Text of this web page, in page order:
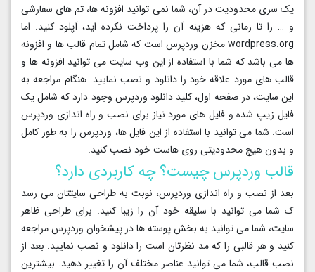
یک سری محدودیت در آن، شما نمی توانید افزونه ها، تم های سفارشی
و … را تا زمانی که هزینه آن را پرداخت نکرده اید، آپلود کنید. اما
wordpress.org مخزن وردپرس است که شامل تمام قالب ها و افزونه
ها می باشد که شما با استفاده از این وب سایت می توانید افزونه ها و
قالب های مورد علاقه خود را دانلود و نصب نمایید. هنگام مراجعه به
این سایت، در صفحه اول، کلید دانلود وردپرس وجود دارد که شامل یک
فایل زیپ شده و فایل های مورد نیاز برای نصب و راه اندازی وردپرس
است. شما می توانید با استفاده از این فایل ها، وردپرس را به طور کامل
و بدون هیچ محدودیتی روی هاست خود نصب کنید.
قالب وردپرس چیست؟ چه کاربردی دارد؟
بعد از نصب و راه اندازی وردپرس، نوبت به طراحی سایتتان می رسد
ک شما می توانید با سلیقه خود آن را زیبا کنید. برای طراحی ظاهر
سایت، شما می توانید به بخش پوسته ها در پیشخوان وردپرس مراجعه
کنید و هر قالبی را که مد نظرتان است را دانلود و نصب نمایید. بعد از
نصب قالب، شما می توانید عناصر مختلف آن را تغییر دهید. بیشترین